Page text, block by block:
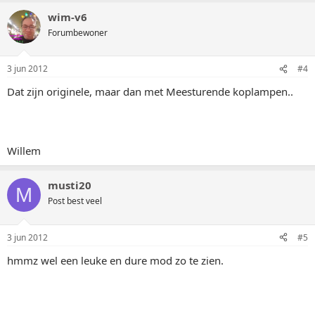
wim-v6
Forumbewoner
3 jun 2012 #4
Dat zijn originele, maar dan met Meesturende koplampen..
Willem
M musti20
Post best veel
3 jun 2012 #5
hmmz wel een leuke en dure mod zo te zien.